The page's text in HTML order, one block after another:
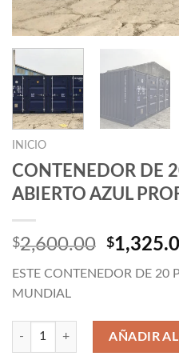
INICIO
CONTENEDOR DE
ABIERTO AZUL
$2,600.00 El
original
$
ESTE CONTENEDOR DE 20
MUNDIAL
Cantidad
AÑADIR